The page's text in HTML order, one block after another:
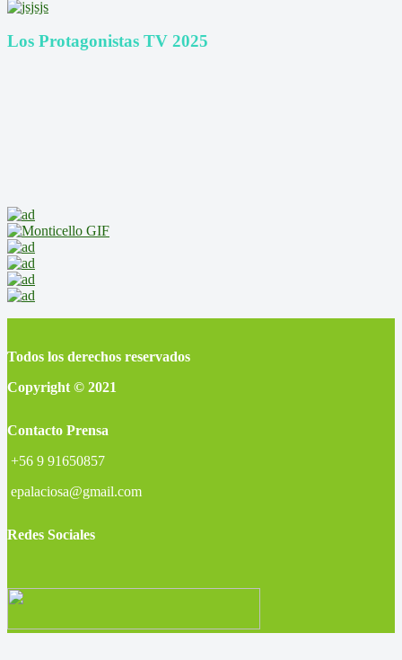
Los Protagonistas TV 2025
Todos los derechos reservados
Copyright © 2021
Contacto Prensa
+56 9 91650857
epalaciosa@gmail.com
Redes Sociales